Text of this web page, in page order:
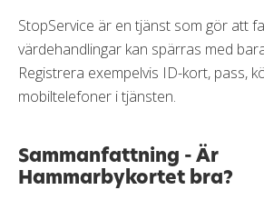
StopService är en tjänst som gör att
värdehandlingar kan spärras med
Registrera exempelvis ID-kort, pass,
mobiltelefoner i tjänsten.
Sammanfattning - Är
Hammarbykortet bra?